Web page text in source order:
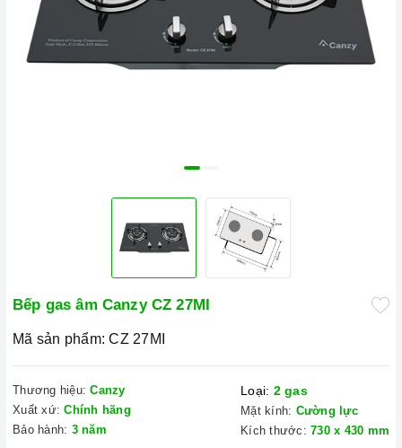
Bếp gas âm Canzy CZ 27MI
Mã sản phẩm: CZ 27MI
Thương hiệu: Canzy
Xuất xứ: Chính hãng
Bảo hành: 3 năm
Loại: 2 gas
Mặt kính: Cường lực
Kích thước: 730 x 430 mm